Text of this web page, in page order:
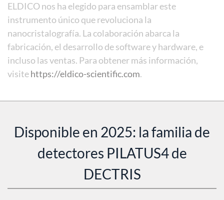
ELDICO nos ha elegido para ensamblar este
instrumento único que revoluciona la
nanocristalografía. La colaboración abarca la
fabricación, el desarrollo de software y hardware, e
incluso las ventas. Para obtener más información,
visitehttps://eldico-scientific.com.
Disponible en 2025: la familia de
detectores PILATUS4 de
DECTRIS